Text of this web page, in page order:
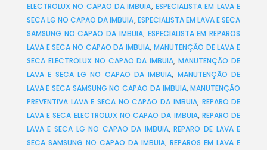
ELECTROLUX NO CAPAO DA IMBUIA, ESPECIALISTA EM LAVA E
SECA LG NO CAPAO DA IMBUIA,ESPECIALISTA EM LAVA E SECA
SAMSUNG NO CAPAO DA IMBUIA, ESPECIALISTA EM REPAROS
LAVA E SECA NO CAPAO DA IMBUIA, MANUTENÇÃO DE LAVA E
SECA ELECTROLUX NO CAPAO DA IMBUIA,MANUTENÇÃO DE
LAVA E SECA LG NO CAPAO DA IMBUIA, MANUTENÇÃO DE
LAVA E SECA SAMSUNG NO CAPAO DA IMBUIA,MANUTENÇÃO
PREVENTIVA LAVA E SECA NO CAPAO DA IMBUIA, REPARO DE
LAVA E SECA ELECTROLUX NO CAPAO DA IMBUIA, REPARO DE
LAVA E SECA LG NO CAPAO DA IMBUIA,REPARO DE LAVA E
SECA SAMSUNG NO CAPAO DA IMBUIA,REPAROS EM LAVA E